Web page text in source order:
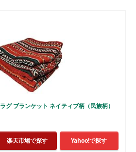
グ ブランケット ネイティブ柄（民族柄）
楽天市場で探す Yahoo!で探す